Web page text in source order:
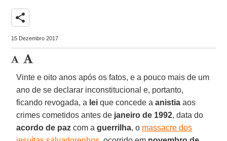
share
15 Dezembro 2017
Vinte e oito anos após os fatos, e a pouco mais de um
ano de se declarar inconstitucional e, portanto,
ficando revogada, a lei que concede a anistia aos
crimes cometidos antes de janeiro de 1992, data do
acordo de paz com a guerrilha, o massacre dos